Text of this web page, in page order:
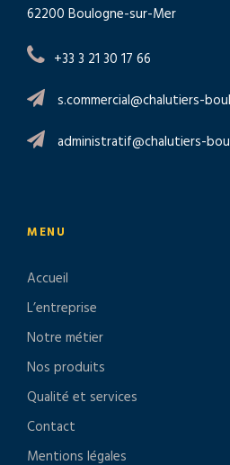
62200 Boulogne-sur-Mer
+33 3 21 30 17 66
s.commercial@chalutiers-
administratif@chalutiers-
MENU
Accueil
L’entreprise
Notre métier
Nos produits
Qualité et services
Contact
Mentions légales